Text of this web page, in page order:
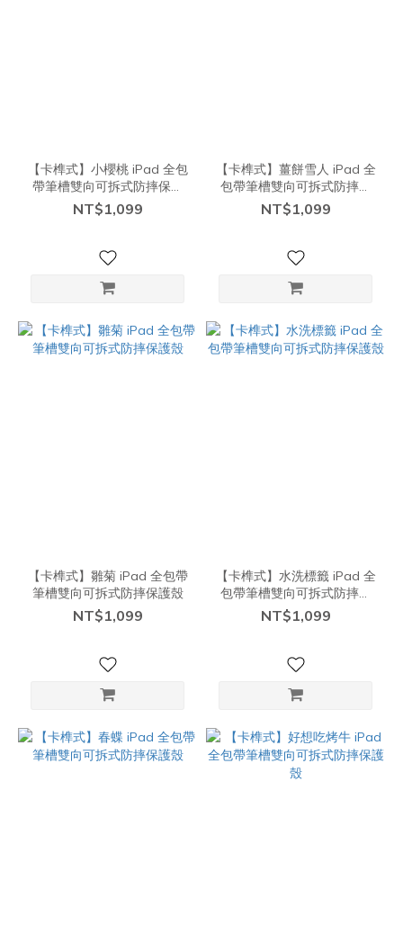
【卡榫式】小櫻桃 iPad 全包
帶筆槽雙向可拆式防摔保護
殼
NT$1,099
【卡榫式】薑餅雪人 iPad 全
包帶筆槽雙向可拆式防摔保
護殼
NT$1,099
【卡榫式】雛菊 iPad 全包帶
筆槽雙向可拆式防摔保護殼
NT$1,099
【卡榫式】水洗標籤 iPad 全
包帶筆槽雙向可拆式防摔保
護殼
NT$1,099